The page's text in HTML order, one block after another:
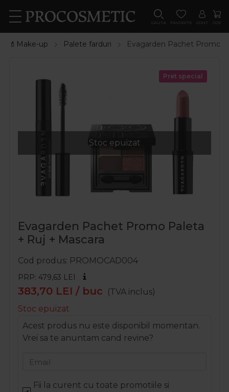
CAUTA FAVORITE CONT COS
💄Make-up Palete farduri Evagarden Pachet Promo
Stoc epuizat
Pret special
Evagarden Pachet Promo Paleta
+ Ruj + Mascara
Cod produs PROMOCAD004
PRP: 479,63 LEI
383,70 LEI / buc
(TVA inclus)
Stoc epuizat
Acest produs nu este disponibil momentan.
Vrei sa te anuntam cand revine?
Email
Fii la curent cu toate promotiile si